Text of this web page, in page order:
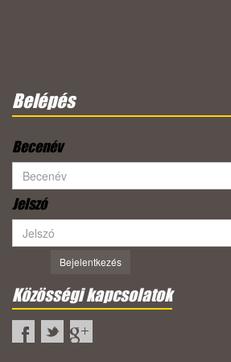
Belépés
Becenév
Jelszó
Bejelentkezés
Közösségi kapcsolatok